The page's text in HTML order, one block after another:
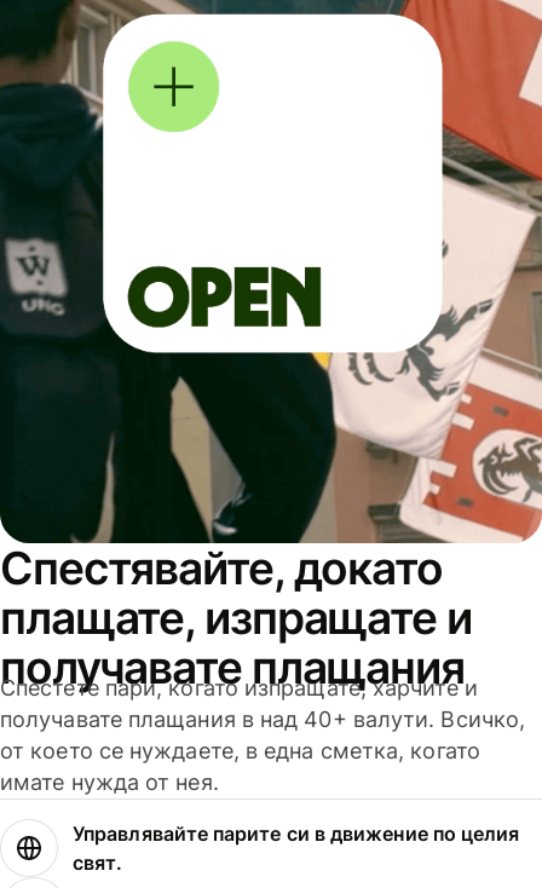
Спестявайте, докато
плащате, изпращате и
получавате плащания
Спестете пари, когато изпращате, харчите и
получавате плащания в над 40+ валути. Всичко,
от което се нуждаете, в една сметка, когато
имате нужда от нея.
Управлявайте парите си в движение по целия
свят.